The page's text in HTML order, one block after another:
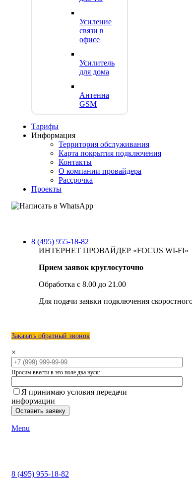
Усиление
связи в
офисе
Усилитель
для дома
Антенна
GSM
Тарифы
Информация
Территория обслуживания
Карта покрытия подключения
Контакты
О компании провайдера
Рассрочка
Проекты
8 (495) 955-18-82
ИНТЕРНЕТ ПРОВАЙДЕР «FOCUS WI-FI»
Прием заявок круглосуточно
Обработка с 8.00 до 21.00
Для подачи заявки подключения
Заказать обратный звонок
×
Просим ввести в это поле два нуля:
Я принимаю условия передачи
информации
Menu
8 (495) 955-18-82